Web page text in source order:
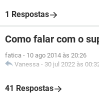
1 Respostas
Como falar com o
fatica - 10 ago 2014 às 20:26
Vanessa - 30 jul 2022 às
41 Respostas